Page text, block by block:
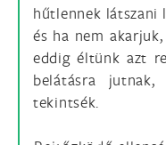
hűtlennek látszani
és ha nem
eddig éltünk azt
belátásra jutnak,
tekintsék.